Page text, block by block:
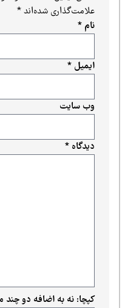
علامت‌گذاری شده‌اند*
دیدگاه*
ایمیل*
وب‌ سایت
کپچا: نه به اضافه دو چند